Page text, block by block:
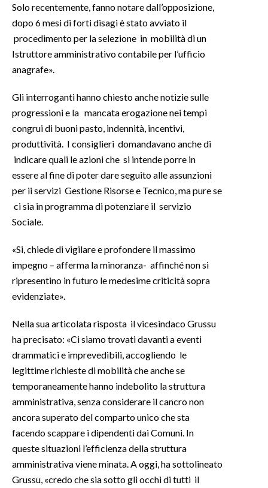
ANNUNCI
NECROLOGI
PUBBLICITÀ
SPIAGGE
Solo recentemente, fanno notare dall’opposizione,
dopo 6 mesi di forti disagi è stato avviato il
procedimento per la selezione in mobilità di un
Istruttore amministrativo contabile per l’ufficio
anagrafe».
Gli interroganti hanno chiesto anche notizie sulle
progressioni e la mancata erogazione nei tempi
congrui di buoni pasto, indennità, incentivi,
produttività. I consiglieri domandavano anche di
indicare quali le azioni che si intende porre in
essere al fine di poter dare seguito alle assunzioni
per ii servizi Gestione Risorse e Tecnico, ma pure se
ci sia in programma di potenziare il servizio
Sociale.
«Si, chiede di vigilare e profondere il massimo
impegno – afferma la minoranza- affinché non si
ripresentino in futuro le medesime criticità sopra
evidenziate».
Nella sua articolata risposta il vicesindaco Grussu
ha precisato: «Ci siamo trovati davanti a eventi
drammatici e imprevedibili, accogliendo le
legittime richieste di mobilità che anche se
temporaneamente hanno indebolito la struttura
amministrativa, senza considerare il cancro non
ancora superato del comparto unico che sta
facendo scappare i dipendenti dai Comuni. In
queste situazioni l’efficienza della struttura
amministrativa viene minata. A oggi, ha sottolineato
Grussu, «credo che sia sotto gli occhi di tutti il